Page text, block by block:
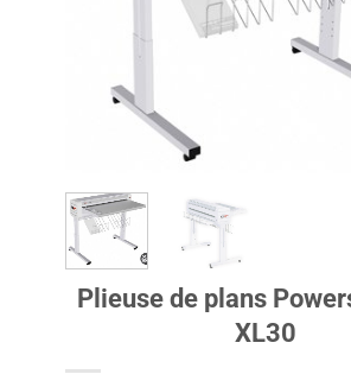
Plieuse de plans
XL30